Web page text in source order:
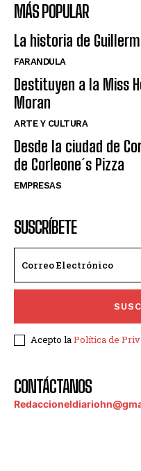
MÁS POPULAR
La historia de
FARANDULA
Destituyen a la Miss
Moran
ARTE Y CULTURA
Desde la ciudad de
de Corleone´s Pizza
EMPRESAS
SUSCRÍBETE
Acepto laPolítica de
CONTÁCTANOS